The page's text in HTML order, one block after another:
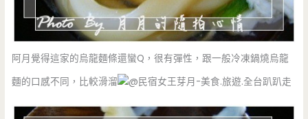
阿月覺得這家的烏龍麵條還蠻Q，很有彈性，跟一般冷凍鍋燒烏龍
麵的口感不同，比較滑溜